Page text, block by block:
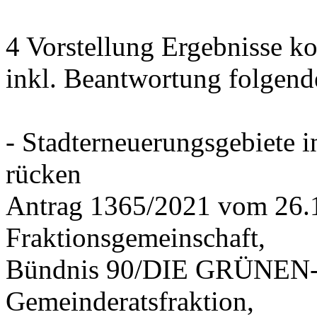
4 Vorstellung Ergebnisse
inkl. Beantwortung
- Stadterneuerungsgebiete
rücken
Antrag 1365/2021 vom
Fraktionsgemeinschaft,
Bündnis 90/DIE
Gemeinderatsfraktion,